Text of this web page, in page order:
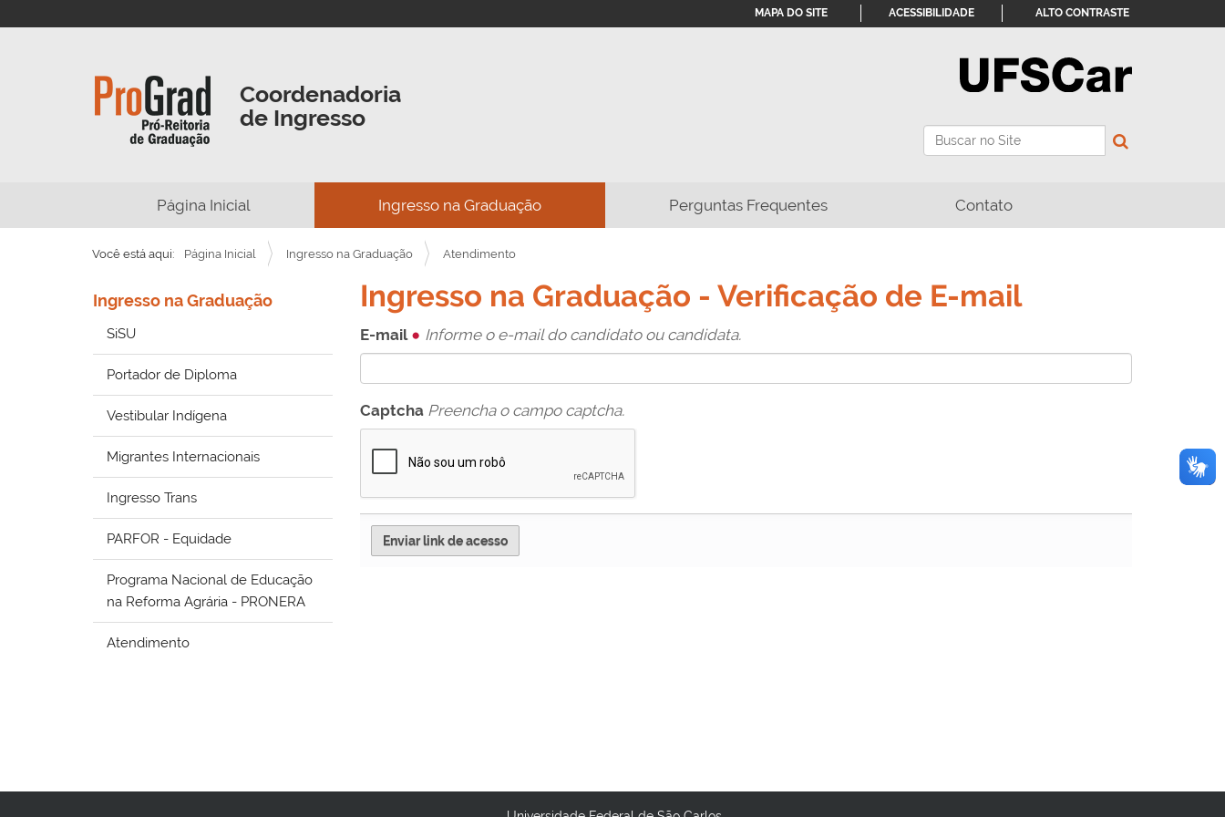
Coordenadoria
de Ingresso
Busca
MAPA DO SITE ACESSIBILIDADE ALTO CONTRASTE
Página Inicial Ingresso na Graduação Perguntas Frequentes Contato
Você está aqui: Página Inicial Ingresso na Graduação Atendimento
Ingresso na Graduação
SiSU
Portador de Diploma
Vestibular Indígena
Migrantes Internacionais
Ingresso Trans
PARFOR - Equidade
Programa Nacional de Educação
na Reforma Agrária - PRONERA
Atendimento
Ingresso na Graduação - Verificação de E-mail
E-mail Informe o e-mail do candidato ou candidata.
Captcha Preencha o campo captcha.